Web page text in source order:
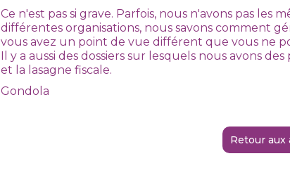
Ce n'est pas si grave. Parfois, nous n'avons pas les
différentes organisations, nous savons comment
vous avez un point de vue différent que vous ne
Il y a aussi des dossiers sur lesquels nous avons
et la lasagne fiscale.
Gondola
Retour aux